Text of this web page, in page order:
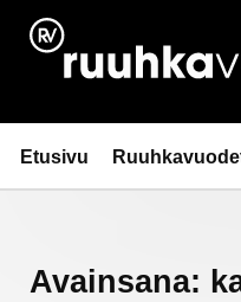
Siirry
sisältöön
Ruuhkavuodet.fi
Etusivu
Avainsana: